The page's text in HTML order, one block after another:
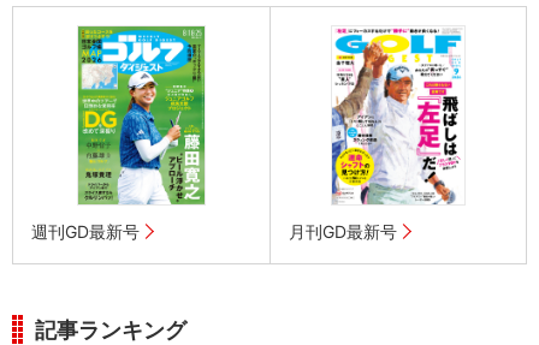
週刊GD最新号 月刊GD最新号
記事ランキング